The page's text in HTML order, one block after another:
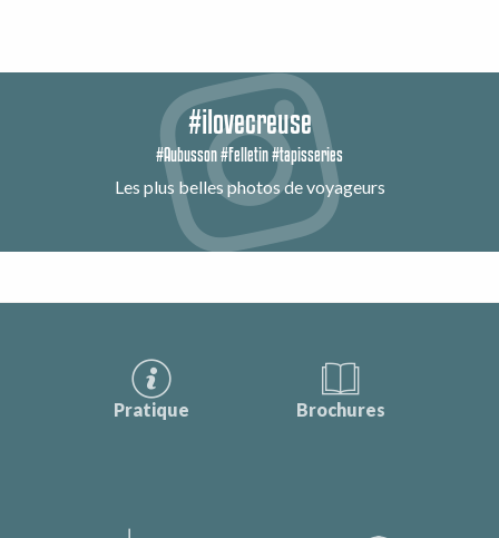
#ilovecreuse
#Aubusson #Felletin #tapisseries
Les plus belles photos de voyageurs
Pratique Brochures